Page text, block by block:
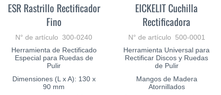
ESR Rastrillo Rectificador
Fino
N° de artículo 300-0240
Herramienta de Rectificado
Especial para Ruedas de
Pulir
Dimensiones (L x A): 130 x
90 mm
EICKELIT Cuchilla
Rectificadora
N° de artículo 500-0001
Herramienta Universal para
Rectificar Discos y Ruedas
de Pulir
Mangos de Madera
Atornillados